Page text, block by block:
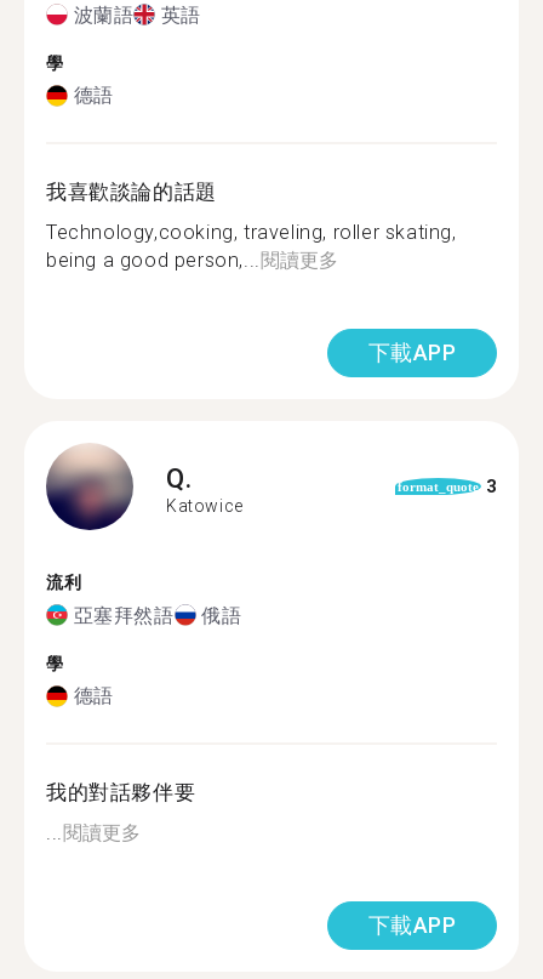
波蘭語 英語
學
德語
我喜歡談論的話題
Technology,cooking, traveling, roller skating,
being a good person,...閱讀更多
下載APP
Q.
Katowice
format_quote 3
流利
亞塞拜然語 俄語
學
德語
我的對話夥伴要
...閱讀更多
下載APP